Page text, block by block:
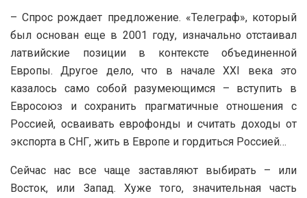
– Спрос рождает предложение. «Телеграф», который
был основан еще в 2001 году, изначально отстаивал
латвийские позиции в контексте объединенной
Европы. Другое дело, что в начале XXI века это
казалось само собой разумеющимся – вступить в
Евросоюз и сохранить прагматичные отношения с
Россией, осваивать еврофонды и считать доходы от
экспорта в СНГ, жить в Европе и гордиться Россией…
Сейчас нас все чаще заставляют выбирать – или
Восток, или Запад. Хуже того, значительная часть